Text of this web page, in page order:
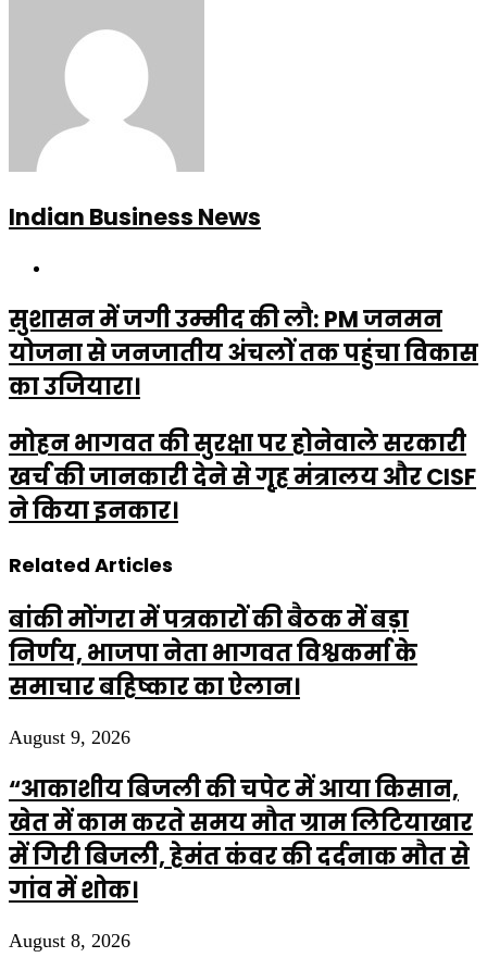
Indian Business News
सुशासन में जगी उम्मीद की लौ: PM जनमन
योजना से जनजातीय अंचलों तक पहुंचा विकास
का उजियारा।
मोहन भागवत की सुरक्षा पर होनेवाले सरकारी
खर्च की जानकारी देने से गृह मंत्रालय और CISF
ने किया इनकार।
Related Articles
बांकी मोंगरा में पत्रकारों की बैठक में बड़ा
निर्णय, भाजपा नेता भागवत विश्वकर्मा के
समाचार बहिष्कार का ऐलान।
August 9, 2026
“आकाशीय बिजली की चपेट में आया किसान,
खेत में काम करते समय मौत ग्राम लिटियाखार
में गिरी बिजली, हेमंत कंवर की दर्दनाक मौत से
गांव में शोक।
August 8, 2026